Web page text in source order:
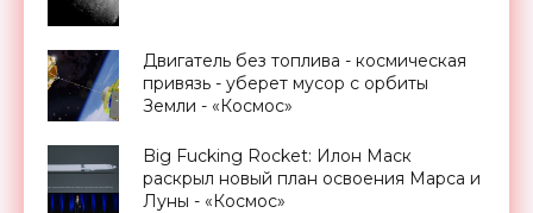
Двигатель без топлива - космическая
привязь - уберет мусор с орбиты
Земли - «Космос»
Big Fucking Rocket: Илон Маск
раскрыл новый план освоения Марса и
Луны - «Космос»